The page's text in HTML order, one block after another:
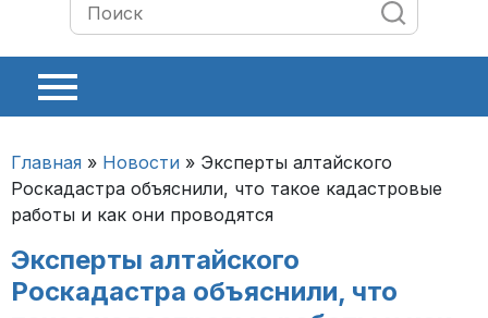
Главная » Новости » Эксперты алтайского
Роскадастра объяснили, что такое кадастровые
работы и как они проводятся
Эксперты алтайского
Роскадастра объяснили, что